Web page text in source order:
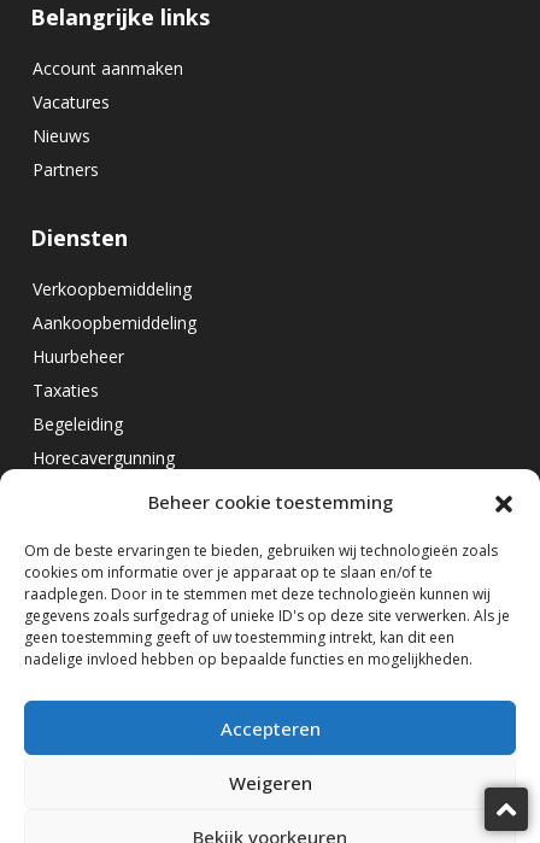
Beheer cookie toestemming
Om de beste ervaringen te bieden, gebruiken wij technologieën zoals
cookies om informatie over je apparaat op te slaan en/of te
raadplegen. Door in te stemmen met deze technologieën kunnen wij
gegevens zoals surfgedrag of unieke ID's op deze site verwerken. Als je
geen toestemming geeft of uw toestemming intrekt, kan dit een
nadelige invloed hebben op bepaalde functies en mogelijkheden.
Accepteren
Weigeren
Bekijk voorkeuren
Belangrijke links
Account aanmaken
Vacatures
Nieuws
Partners
Diensten
Verkoopbemiddeling
Aankoopbemiddeling
Huurbeheer
Taxaties
Begeleiding
Horecavergunning
Horecamakelaar Rotterdam
Horecamakelaar Eindhoven
Horecamakelaar Amsterdam